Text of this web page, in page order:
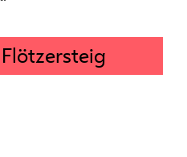
Flötzersteig